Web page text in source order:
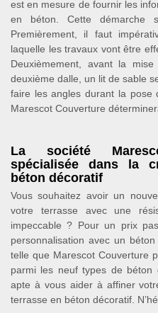
est en mesure de fournir les
en béton. Cette démarche
Premièrement, il faut
laquelle les travaux vont être
Deuxièmement, avant la
deuxième dalle, un lit de sable
faire les angles durant la pose
Marescot Couverture
La société
spécialisée dans la
béton décoratif
Vous souhaitez avoir un
votre terrasse avec une
impeccable ? Pour un prix
personnalisation avec un
telle que Marescot Couverture
parmi les neuf types de béton
apte à vous aider à affiner
terrasse en béton décoratif.